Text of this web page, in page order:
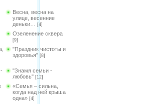
Весна, весна на
улице, весенние
деньки…
[4]
Озеленение сквера
[9]
"Праздник чистоты и
здоровья" [8]
"Знамя семьи -
любовь" [12]
«Семья – сильна,
когда над ней крыша
одна» [4]